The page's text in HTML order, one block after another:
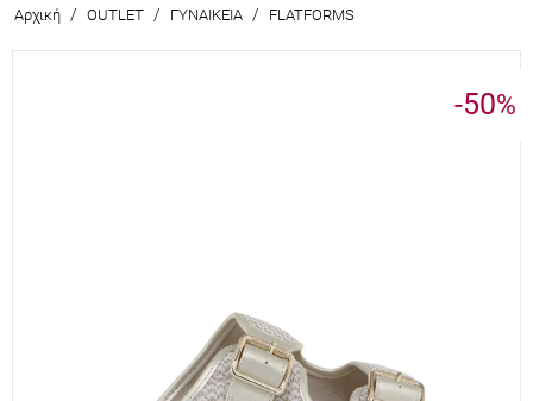
Αρχική / OUTLET / ΓΥΝΑΙΚΕΙΑ / FLATFORMS
-50%